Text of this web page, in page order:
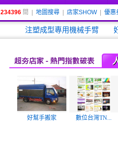
234396 間 | 地圖搜尋 店家SHOW| 優惠
注塑成型專用機械手臂
好幫手搬家 數位台灣TN...